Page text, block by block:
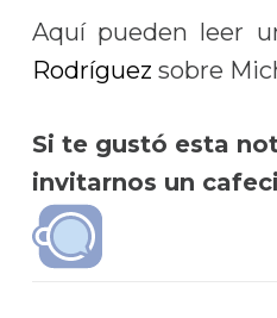
Aquí pueden leer
Rodríguez sobre
Si te gustó esta
invitarnos un